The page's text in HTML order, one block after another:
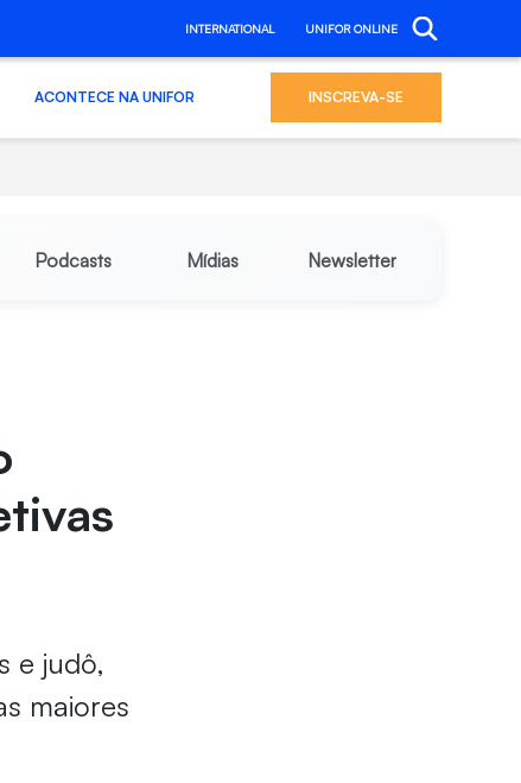
INTERNATIONAL UNIFOR ONLINE
ACONTECE NA UNIFOR INSCREVA-SE
Podcasts Mídias Newsletter
e judô,
maiores